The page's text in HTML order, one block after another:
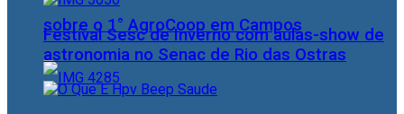
sobre o 1° AgroCoop em Campos
Festival Sesc de Inverno com aulas-show de
astronomia no Senac de Rio das Ostras